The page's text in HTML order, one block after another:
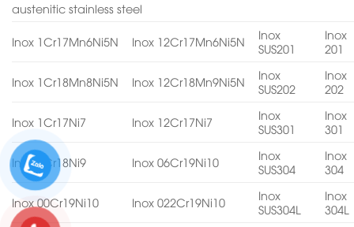
austenitic stainless steel
Inox 1Cr17Mn6Ni5N Inox 12Cr17Mn6Ni5N
Inox
SUS201
Inox
201
Inox 1Cr18Mn8Ni5N Inox 12Cr18Mn9Ni5N
Inox
SUS202
Inox
202
Inox 1Cr17Ni7 Inox 12Cr17Ni7
Inox
SUS301
Inox
301
Inox 0Cr18Ni9 Inox 06Cr19Ni10
Inox
SUS304
Inox
304
Inox 00Cr19Ni10 Inox 022Cr19Ni10
Inox
SUS304L
Inox
304L